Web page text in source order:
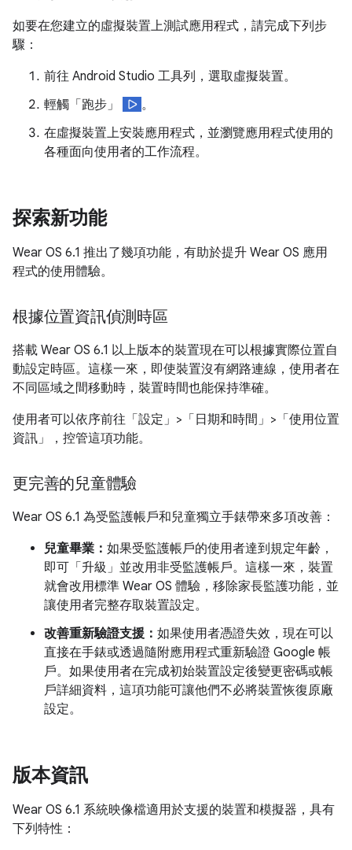
如要在您建立的虛擬裝置上測試應用程式，請完成下列步
驟：
前往 Android Studio 工具列，選取虛擬裝置。
輕觸「跑步」
。
在虛擬裝置上安裝應用程式，並瀏覽應用程式使用的
各種面向使用者的工作流程。
探索新功能
Wear OS 6.1 推出了幾項功能，有助於提升 Wear OS 應用
程式的使用體驗。
根據位置資訊偵測時區
搭載 Wear OS 6.1 以上版本的裝置現在可以根據實際位置自
動設定時區。這樣一來，即使裝置沒有網路連線，使用者在
不同區域之間移動時，裝置時間也能保持準確。
使用者可以依序前往「設定」>「日期和時間」>「使用位置
資訊」
，控管這項功能。
更完善的兒童體驗
Wear OS 6.1 為受監護帳戶和兒童獨立手錶帶來多項改善：
兒童畢業： 如果受監護帳戶的使用者達到規定年齡，
即可「升級」並改用非受監護帳戶。這樣一來，裝置
就會改用標準 Wear OS 體驗，移除家長監護功能，並
讓使用者完整存取裝置設定。
改善重新驗證支援： 如果使用者憑證失效，現在可以
直接在手錶或透過隨附應用程式重新驗證 Google 帳
戶。如果使用者在完成初始裝置設定後變更密碼或帳
戶詳細資料，這項功能可讓他們不必將裝置恢復原廠
設定。
版本資訊
Wear OS 6.1 系統映像檔適用於支援的裝置和模擬器，具有
下列特性：